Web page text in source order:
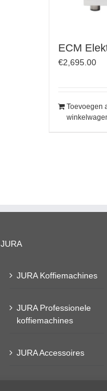
ECM
€2,695.00
Toevoegen
JURA
JURA Koffiemachines
JURA Professionele
koffiemachines
JURA Accessoires